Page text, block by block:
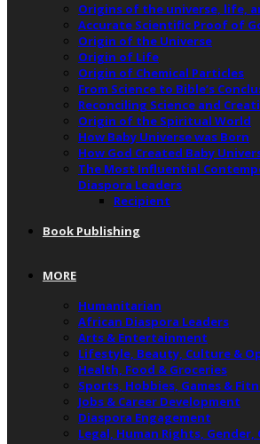
Origins of the universe, life,
Accurate Scientific Proof of
Origin of the Universe
Origin of Life
Origin of Chemical Particles
From Science to Bible’s
Reconciling Science and
Origin of the Spiritual World
How Baby Universe was Born
How God Created Baby
The Most Influential
Diaspora Leaders
Recipient
Book Publishing
MORE
Humanitarian
African Diaspora Leaders
Arts & Entertainment
Lifestyle, Beauty, Culture &
Health, Food & Groceries
Sports, Hobbies, Games &
Jobs & Career Development
Diaspora Engagement
Legal, Human Rights, Gender,